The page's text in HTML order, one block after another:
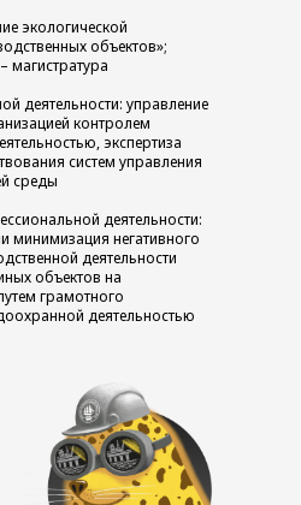
экологической
объектов»;
магистратура
деятельности: управление
контролем
экспертиза
систем управления
среды
деятельности:
минимизация негативного
деятельности
объектов на
грамотного
деятельностью